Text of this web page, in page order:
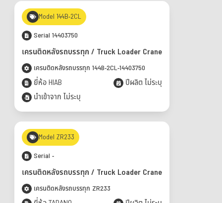
Model 144B-2CL
Serial 14403750
เครนติดหลังรถบรรทุก / Truck Loader Crane
เครนติดหลังรถบรรทุก 144B-2CL-14403750
ยี่ห้อ HIAB
ปีผลิต ไม่ระบุ
นำเข้าจาก ไม่ระบุ
Model ZR233
Serial -
เครนติดหลังรถบรรทุก / Truck Loader Crane
เครนติดหลังรถบรรทุก ZR233